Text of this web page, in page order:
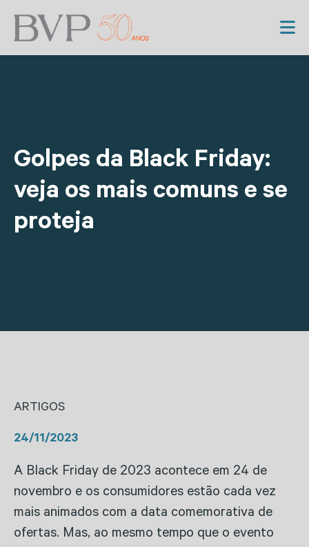
Golpes da Black Friday:
veja os mais comuns e se
proteja
ARTIGOS
24/11/2023
A Black Friday de 2023 acontece em 24 de
novembro e os consumidores estão cada vez
mais animados com a data comemorativa de
ofertas. Mas, ao mesmo tempo que o evento